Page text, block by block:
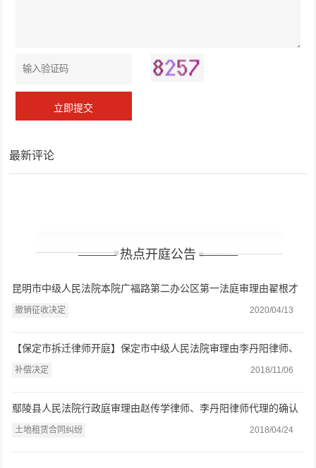
最新评论
——— 热点开庭公告 ———
昆明市中级人民法院本院广福路第二办公区第一法庭审理由翟根才
律师、马律师代理的撤销征收决定一审案件一案
撤销征收决定 2020/04/13
【保定市拆迁律师开庭】保定市中级人民法院审理由李丹阳律师、
赵凤梅律师代理的补偿决定一案
补偿决定 2018/11/06
鄢陵县人民法院行政庭审理由赵传学律师、李丹阳律师代理的确认
强拆违法一案
土地租赁合同纠纷 2018/04/24